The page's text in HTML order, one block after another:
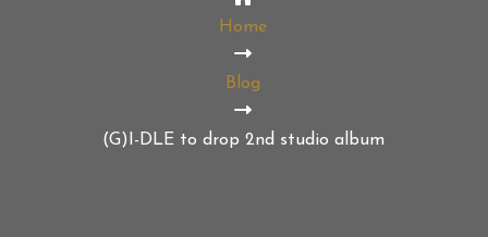
Home
Blog
(G)I-DLE to drop 2nd studio album